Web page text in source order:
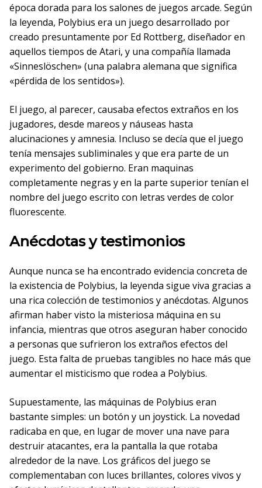
época dorada para los salones de juegos arcade. Según
la leyenda, Polybius era un juego desarrollado por
creado presuntamente por Ed Rottberg, diseñador en
aquellos tiempos de Atari, y una compañía llamada
«Sinneslöschen» (una palabra alemana que significa
«pérdida de los sentidos»).
El juego, al parecer, causaba efectos extraños en los
jugadores, desde mareos y náuseas hasta
alucinaciones y amnesia. Incluso se decía que el juego
tenía mensajes subliminales y que era parte de un
experimento del gobierno. Eran maquinas
completamente negras y en la parte superior tenían el
nombre del juego escrito con letras verdes de color
fluorescente.
Anécdotas y testimonios
Aunque nunca se ha encontrado evidencia concreta de
la existencia de Polybius, la leyenda sigue viva gracias a
una rica colección de testimonios y anécdotas. Algunos
afirman haber visto la misteriosa máquina en su
infancia, mientras que otros aseguran haber conocido
a personas que sufrieron los extraños efectos del
juego. Esta falta de pruebas tangibles no hace más que
aumentar el misticismo que rodea a Polybius.
Supuestamente, las máquinas de Polybius eran
bastante simples: un botón y un joystick. La novedad
radicaba en que, en lugar de mover una nave para
destruir atacantes, era la pantalla la que rotaba
alrededor de la nave. Los gráficos del juego se
complementaban con luces brillantes, colores vivos y